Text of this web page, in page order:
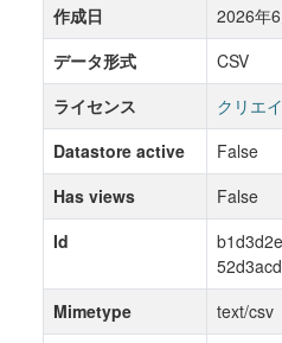
作成日
2026年
データ形式
CSV
ライセンス
クリエ
Datastore active
False
Has views
False
Id
Mimetype
text/csv